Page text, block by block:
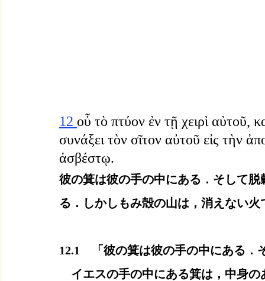
12 οὗ τὸ πτύον ἐν τῇ χειρὶ αὐτοῦ,
συνάξει τὸν σῖτον αὐτοῦ εἰς τὴν
ἀσβέστῳ.
彼の箕は彼の手の中にある．そして
る．しかしもみ殻の山は，消えない火
12.1　「彼の箕は彼の手の中にある．
イエスの手の中にある箕は，中身の